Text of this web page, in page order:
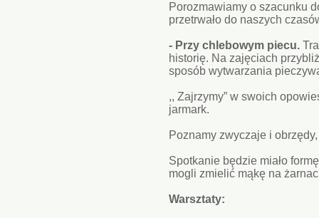
Porozmawiamy o szacunku
przetrwało do naszych
- Przy chlebowym piecu.
historię. Na zajęciach
sposób wytwarzania
,, Zajrzymy” w swoich
jarmark.
Poznamy zwyczaje i
Spotkanie będzie miało
mogli zmielić mąkę na
Warsztaty: